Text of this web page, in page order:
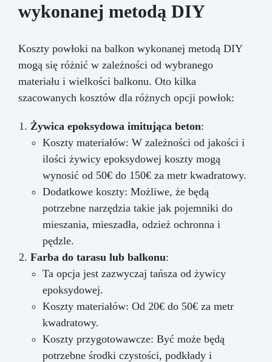
wykonanej metodą DIY
Koszty powłoki na balkon wykonanej metodą DIY
mogą się różnić w zależności od wybranego
materiału i wielkości balkonu. Oto kilka
szacowanych kosztów dla różnych opcji powłok:
Żywica epoksydowa imitująca beton:
Koszty materiałów: W zależności od jakości i
ilości żywicy epoksydowej koszty mogą
wynosić od 50€ do 150€ za metr kwadratowy.
Dodatkowe koszty: Możliwe, że będą
potrzebne narzędzia takie jak pojemniki do
mieszania, mieszadła, odzież ochronna i
pędzle.
Farba do tarasu lub balkonu:
Ta opcja jest zazwyczaj tańsza od żywicy
epoksydowej.
Koszty materiałów: Od 20€ do 50€ za metr
kwadratowy.
Koszty przygotowawcze: Być może będą
potrzebne środki czystości, podkłady i